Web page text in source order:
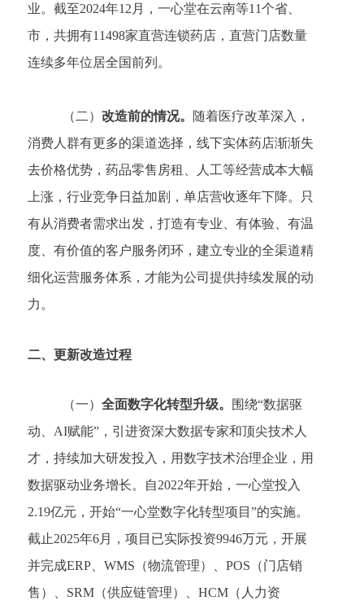
业。截至2024年12月，一心堂在云南等11个省、
市，共拥有11498家直营连锁药店，直营门店数量
连续多年位居全国前列。
（二） 改造前的情况。
随着医疗改革深入，
消费人群有更多的渠道选择，线下实体药店渐渐失
去价格优势，药品零售房租、人工等经营成本大幅
上涨，行业竞争日益加剧，单店营收逐年下降。只
有从消费者需求出发，打造有专业、有体验、有温
度、有价值的客户服务闭环，建立专业的全渠道精
细化运营服务体系，才能为公司提供持续发展的动
力。
二、 更新改造过程
（一） 全面数字化转型升级。 围绕“数据驱
动、AI赋能”，引进资深大数据专家和顶尖技术人
才，持续加大研发投入，用数字技术治理企业，用
数据驱动业务增长。自2022年开始，一心堂投入
2.19亿元，开始“一心堂数字化转型项目”的实施。
截止2025年6月，项目已实际投资9946万元，开展
并完成ERP、WMS（物流管理）、POS（门店销
售）、SRM（供应链管理）、HCM（人力资